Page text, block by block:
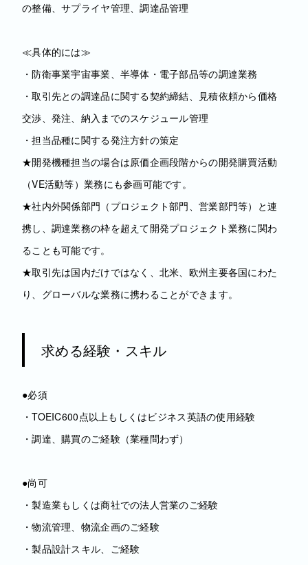
の整備、サプライヤ管理、調達品管理
≪具体的には≫
・防衛事業宇宙事業、半導体・電子部品等の調達業務
・取引先との調達品に関する契約締結、見積依頼から価格
交渉、発注、納入までのスケジュール管理
・担当品種に関する発注方針の策定
★開発機種担当の場合は原価企画段階からの開発購買活動
（VE活動等）業務にも参画可能です。
★社内外関係部門（プロジェクト部門、営業部門等）と連
携し、調達業務の枠を超えて開発プロジェクト業務に関わ
ることも可能です。
★取引先は国内だけではなく、北米、欧州主要各国にわた
り、グローバルな業務に携わることができます。
求める経験・スキル
●必須
・TOEIC600点以上もしくはビジネス英語の使用経験
・調達、購買のご経験（業種問わず）
●尚可
・製造業もしくは商社での法人営業のご経験
・物流管理、物流企画のご経験
・製品設計スキル、ご経験